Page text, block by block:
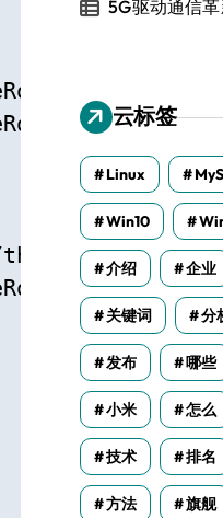
5G驱动通信
云标签
Linux
Win10
介绍 企业
关键词 分
发布 哪些
小米 怎么
技术 排名
方法 旗舰